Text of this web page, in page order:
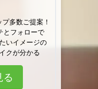
多数ご提案！
とフォローで
いイメージの
クが分かる
る
リスト多数掲載
ォロー付きで
のお悩み解決
る